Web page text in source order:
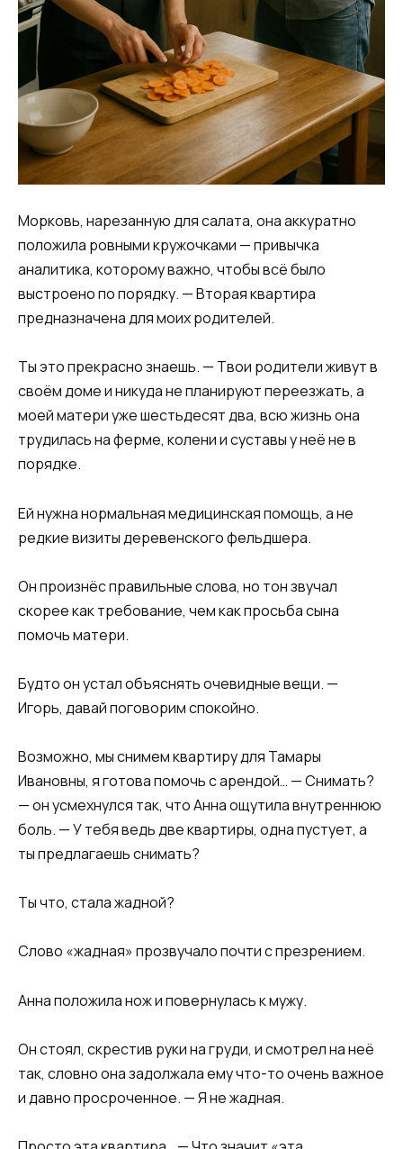
Морковь, нарезанную для салата, она аккуратно
положила ровными кружочками — привычка
аналитика, которому важно, чтобы всё было
выстроено по порядку. — Вторая квартира
предназначена для моих родителей.
Ты это прекрасно знаешь. — Твои родители живут в
своём доме и никуда не планируют переезжать, а
моей матери уже шестьдесят два, всю жизнь она
трудилась на ферме, колени и суставы у неё не в
порядке.
Ей нужна нормальная медицинская помощь, а не
редкие визиты деревенского фельдшера.
Он произнёс правильные слова, но тон звучал
скорее как требование, чем как просьба сына
помочь матери.
Будто он устал объяснять очевидные вещи. —
Игорь, давай поговорим спокойно.
Возможно, мы снимем квартиру для Тамары
Ивановны, я готова помочь с арендой… — Снимать?
— он усмехнулся так, что Анна ощутила внутреннюю
боль. — У тебя ведь две квартиры, одна пустует, а
ты предлагаешь снимать?
Ты что, стала жадной?
Слово «жадная» прозвучало почти с презрением.
Анна положила нож и повернулась к мужу.
Он стоял, скрестив руки на груди, и смотрел на неё
так, словно она задолжала ему что-то очень важное
и давно просроченное. — Я не жадная.